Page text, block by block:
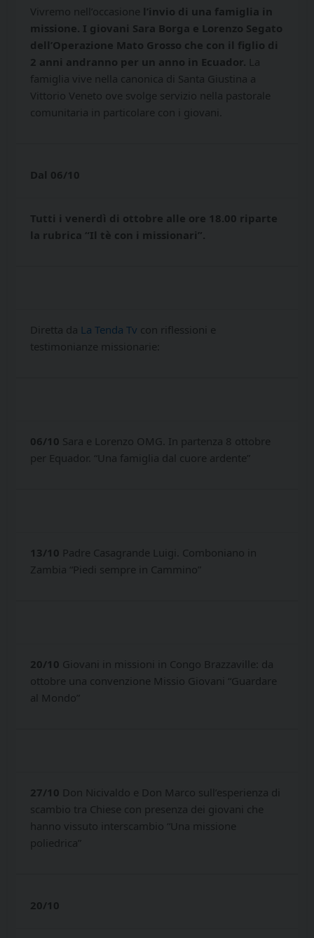
Vivremo nell’occasione l’invio di una famiglia in
missione. I giovani Sara Borga e Lorenzo Segato
dell’Operazione Mato Grosso che con il figlio di
2 anni andranno per un anno in Ecuador. La
famiglia vive nella canonica di Santa Giustina a
Vittorio Veneto ove svolge servizio nella pastorale
comunitaria in particolare con i giovani.
Dal 06/10
Tutti i venerdì di ottobre alle ore 18.00 riparte
la rubrica “Il tè con i missionari”.
Diretta da La Tenda Tv con riflessioni e
testimonianze missionarie:
06/10 Sara e Lorenzo OMG. In partenza 8 ottobre
per Equador. “Una famiglia dal cuore ardente”
13/10 Padre Casagrande Luigi. Comboniano in
Zambia “Piedi sempre in Cammino”
20/10 Giovani in missioni in Congo Brazzaville: da
ottobre una convenzione Missio Giovani “Guardare
al Mondo”
27/10 Don Nicivaldo e Don Marco sull’esperienza di
scambio tra Chiese con presenza dei giovani che
hanno vissuto interscambio “Una missione
poliedrica”
20/10